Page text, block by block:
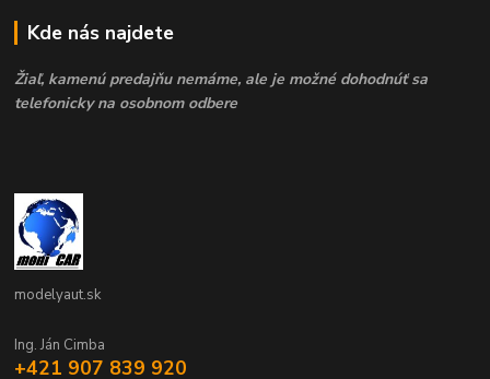
Kde nás najdete
Žiaľ, kamenú predajňu nemáme, ale je možné dohodnúť sa
telefonicky na osobnom odbere
modelyaut.sk
Ing. Ján Cimba
+421 907 839 920